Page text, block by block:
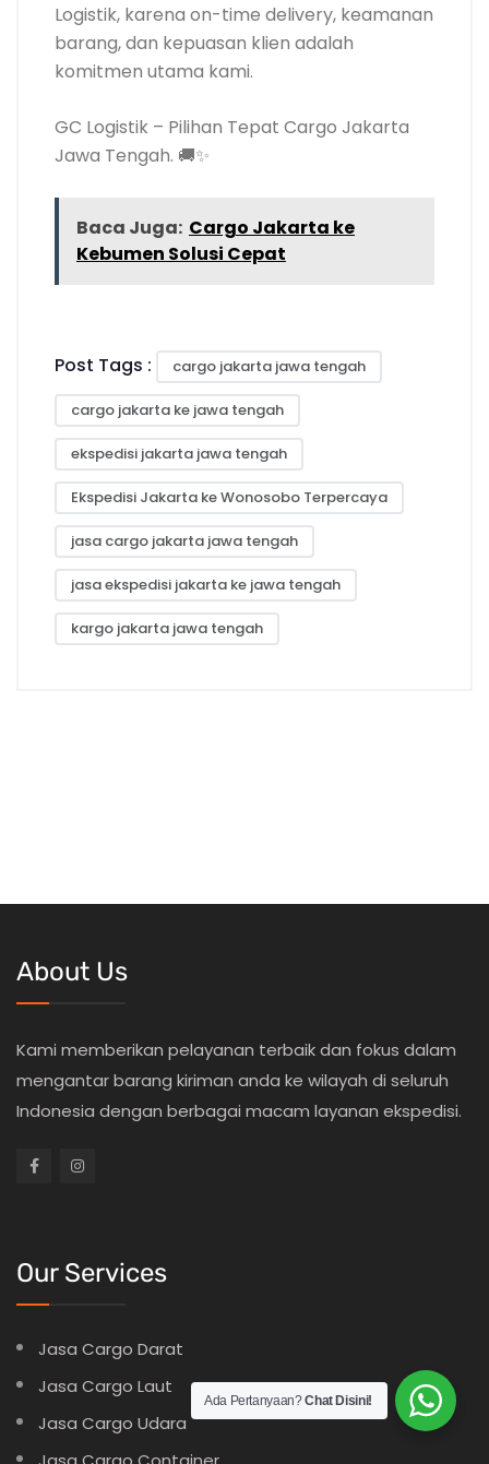
Logistik, karena on-time delivery, keamanan
barang, dan kepuasan klien adalah
komitmen utama kami.
GC Logistik – Pilihan Tepat Cargo Jakarta
Jawa Tengah. 🚚✨
Baca Juga: Cargo Jakarta ke
Kebumen Solusi Cepat
Post Tags : cargo jakarta jawa tengah
cargo jakarta ke jawa tengah
ekspedisi jakarta jawa tengah
Ekspedisi Jakarta ke Wonosobo Terpercaya
jasa cargo jakarta jawa tengah
jasa ekspedisi jakarta ke jawa tengah
kargo jakarta jawa tengah
About Us
Kami memberikan pelayanan terbaik dan fokus dalam
mengantar barang kiriman anda ke wilayah di seluruh
Indonesia dengan berbagai macam layanan ekspedisi.
Our Services
Jasa Cargo Darat
Jasa Cargo Laut
Jasa Cargo Udara
Ada Pertanyaan?Chat Disini!